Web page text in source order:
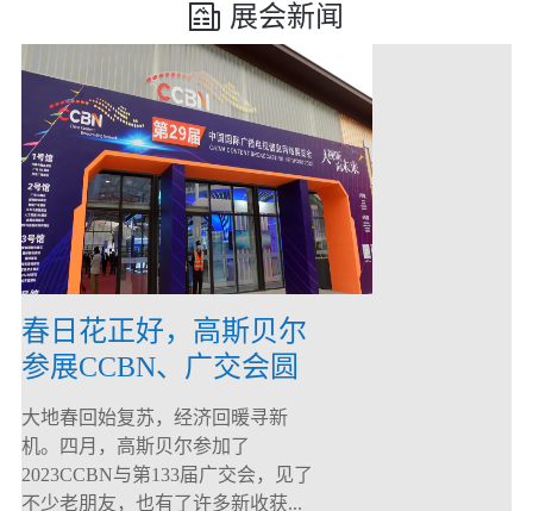
展会新闻
春日花正好，高斯贝尔
参展CCBN、广交会圆
满落幕！
大地春回始复苏，经济回暖寻新
机。四月，高斯贝尔参加了
2023CCBN与第133届广交会，见了
不少老朋友，也有了许多新收获...